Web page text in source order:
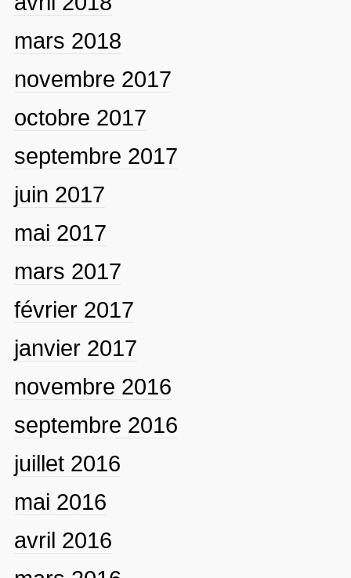
mars 2018
novembre 2017
octobre 2017
septembre 2017
juin 2017
mai 2017
mars 2017
février 2017
janvier 2017
novembre 2016
septembre 2016
juillet 2016
mai 2016
avril 2016